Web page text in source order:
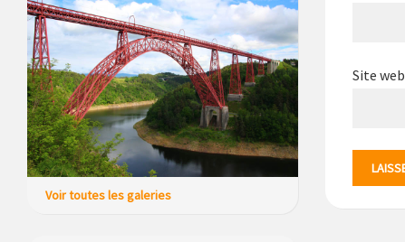
Site web
Voir toutes les galeries